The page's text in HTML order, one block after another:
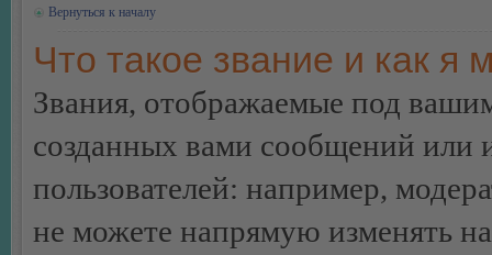
Вернуться к началу
Что такое звание и как я
Звания, отображаемые под
созданных вами сообщений
пользователей: например,
не можете напрямую изменять